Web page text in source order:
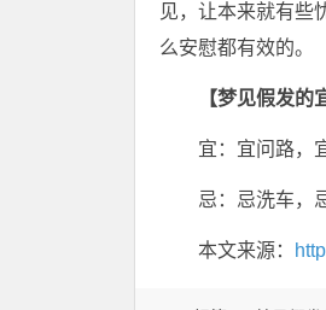
见，让本来就有些
么安慰都有效的。
【梦见假发的
宜：宜问路，
忌：忌洗车，
本文来源：